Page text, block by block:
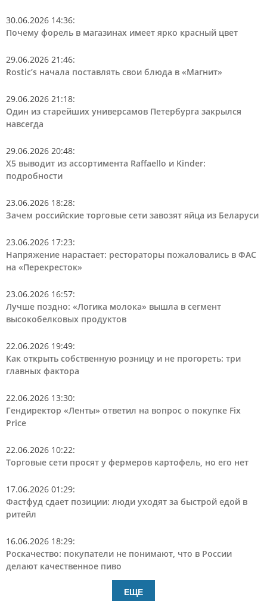
30.06.2026 14:36:
Почему форель в магазинах имеет ярко красный цвет
29.06.2026 21:46:
Rostic’s начала поставлять свои блюда в «Магнит»
29.06.2026 21:18:
Один из старейших универсамов Петербурга закрылся
навсегда
29.06.2026 20:48:
Х5 выводит из ассортимента Raffaello и Kinder:
подробности
23.06.2026 18:28:
Зачем российские торговые сети завозят яйца из Беларуси
23.06.2026 17:23:
Напряжение нарастает: рестораторы пожаловались в ФАС
на «Перекресток»
23.06.2026 16:57:
Лучше поздно: «Логика молока» вышла в сегмент
высокобелковых продуктов
22.06.2026 19:49:
Как открыть собственную розницу и не прогореть: три
главных фактора
22.06.2026 13:30:
Гендиректор «Ленты» ответил на вопрос о покупке Fix
Price
22.06.2026 10:22:
Торговые сети просят у фермеров картофель, но его нет
17.06.2026 01:29:
Фастфуд сдает позиции: люди уходят за быстрой едой в
ритейл
16.06.2026 18:29:
Роскачество: покупатели не понимают, что в России
делают качественное пиво
ЕЩЕ